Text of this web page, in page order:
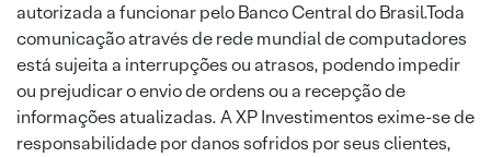
autorizada a funcionar pelo Banco Central do Brasil.Toda
comunicação através de rede mundial de computadores
está sujeita a interrupções ou atrasos, podendo impedir
ou prejudicar o envio de ordens ou a recepção de
informações atualizadas. A XP Investimentos exime-se de
responsabilidade por danos sofridos por seus clientes,